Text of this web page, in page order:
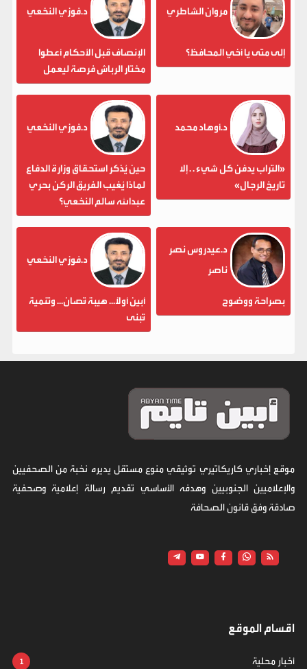
مروان الشاطري
إلى متى يا أخي المحافظ؟
د.فوزي النخعي
الإنصاف قبل الأحكام أعطوا
مختار الرباش فرصة ليعمل
د.أوهاد محمد
«التراب يدفن كل شيء . . إلا
تاريخ الرجال»
د.فوزي النخعي
حين يُذكر استحقاق وزارة الدفاع
لماذا يُغيب الفريق الركن بحري
عبدالله سالم النخعي؟
د.عيدروس نصر
ناصر
بصراحة ووضوح
د.فوزي النخعي
أبين أولاً... هيبة تُصان... وتنمية
تُبنى
موقع إخباري كاريكاتيري توثيقي منوع مستقل يديره نخبة من الصحفيين
والإعلاميين الجنوبيين وهدفه الأساسي تقديم رسالة إعلامية وصحفية
صادقة وفق قانون الصحافة
اقسام الموقع
أخبار محلية